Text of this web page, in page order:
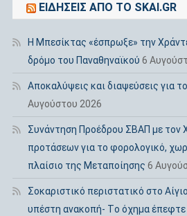
ΕΙΔΉΣΕΙΣ ΑΠΌ ΤΟ SKAI.GR
Η Μπεσίκτας «έσπρωξε» την
δρόμο του Παναθηναϊκού 6
Αποκαλύψεις και διαψεύσεις για
Αυγούστου 2026
Συνάντηση Προέδρου ΣΒΑΠ με τον
προτάσεων για το φορολογικό,
πλαίσιο της Μεταποίησης 6
Σοκαριστικό περιστατικό στο
υπέστη ανακοπή- Tο όχημα έπεφτε